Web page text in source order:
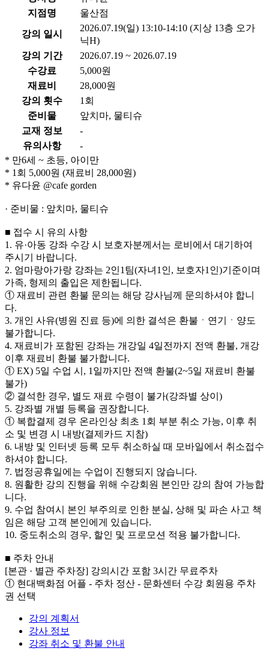
지점명
울산점
강의 일시
2026.07.19(일) 13:10-14:10 (지상 13층 오가
닉H)
강의 기간
2026.07.19 ~ 2026.07.19
수강료
5,000원
재료비
28,000원
강의 횟수
1회
준비물
앞치마, 물티슈
교재 정보
-
유의사항
-
* 만6세 ~ 초등, 아이만
* 1회 5,000원 (재료비 28,000원)
* 유다윤 @cafe gorden
· 준비물 : 앞치마, 물티슈
■ 접수 시 유의 사항
1. 유·아동 강좌 수강 시 보호자분께서는 로비에서 대기하여
주시기 바랍니다.
2. 엄마랑아가랑 강좌는 2인1팀(자녀1인, 보호자1인)기준이며
가족, 형제의 출입은 제한됩니다.
① 재료비 관련 환불 문의는 해당 강사님께 문의하셔야 합니
다.
3. 개인 사유(병원 진료 등)에 의한 결석은 환불ㆍ연기ㆍ양도
불가합니다.
4. 재료비가 포함된 강좌는 개강일 4일전까지 전액 환불, 개강
이후 재료비 환불 불가합니다.
① EX) 5일 수업 시, 1일까지만 전액 환불(2~5일 재료비 환불
불가)
② 결석한 경우, 별도 재료 수령이 불가(강좌별 상이)
5. 강좌별 개별 등록을 권장합니다.
① 복합결제 경우 온라인상 최초 1회 부분 취소 가능, 이후 취
소 및 변경 시 내방(결제카드 지참)
6. 내방 및 인터넷 등록 모두 취소하실 때 모바일에서 취소접수
하셔야 합니다.
7. 법정공휴일에는 수업이 진행되지 않습니다.
8. 원활한 강의 진행을 위해 수강회원 본인만 강의 참여 가능합
니다.
9. 수업 참여시 본인 부주의로 인한 분실, 상해 및 파손 사고 책
임은 해당 고객 본인에게 있습니다.
10. 중도취소의 경우, 할인 및 프로모션 적용 불가합니다.
■ 주차 안내
[본관 · 별관 주차장] 강의시간 포함 3시간 무료주차
① 현대백화점 어플 - 주차 정산 - 문화센터 수강 회원용 주차
권 선택
강의 계획서
강사 정보
강좌 취소 및 환불 안내